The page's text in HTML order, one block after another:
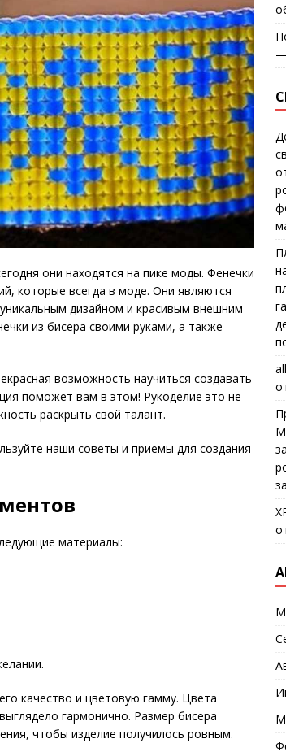
они находятся на пике моды. Фенечки
которые всегда в моде. Они являются
дизайном и красивым внешним
из бисера своими руками, а также
возможность научиться создавать
поможет вам в этом! Рукоделие это не
раскрыть свой талант.
наши советы и приемы для создания
материалы:
качество и цветовую гамму. Цвета
гармонично. Размер бисера
чтобы изделие получилось ровным.
—